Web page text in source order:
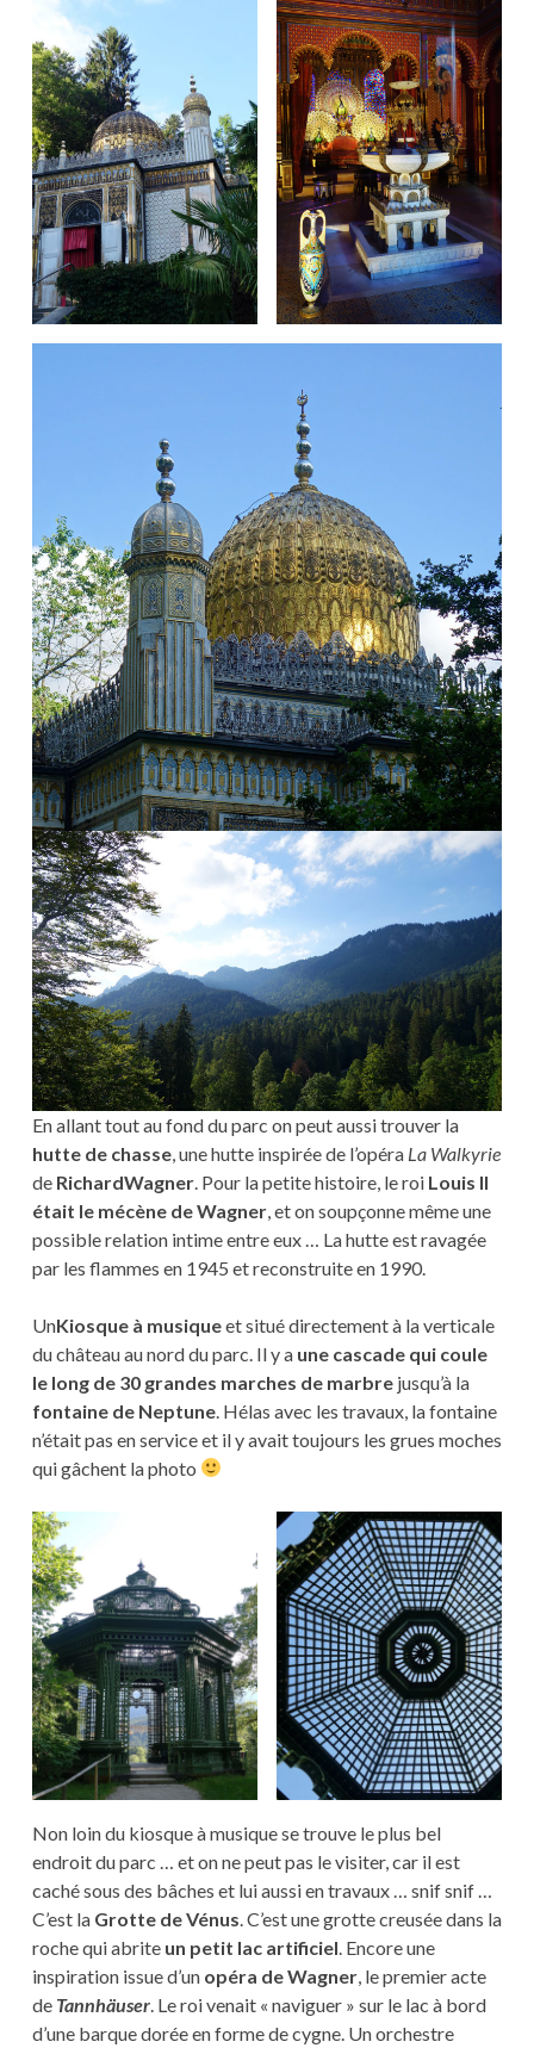
En allant tout au fond du parc on peut aussi trouver la
hutte de chasse, une hutte inspirée de l’opéra La Walkyrie
de RichardWagner. Pour la petite histoire, le roi Louis II
était le mécène de Wagner, et on soupçonne même une
possible relation intime entre eux … La hutte est ravagée
par les flammes en 1945 et reconstruite en 1990.
UnKiosque à musiqueet situé directement à la verticale
du château au nord du parc. Il y a une cascade qui coule
le long de 30 grandes marches de marbre jusqu’à la
fontaine de Neptune. Hélas avec les travaux, la fontaine
n’était pas en service et il y avait toujours les grues moches
qui gâchent la photo
Non loin du kiosque à musique se trouve le plus bel
endroit du parc … et on ne peut pas le visiter, car il est
caché sous des bâches et lui aussi en travaux … snif snif …
C’est la Grotte de Vénus. C’est une grotte creusée dans la
roche qui abrite un petit lac artificiel. Encore une
inspiration issue d’un opéra de Wagner, le premier acte
de Tannhäuser. Le roi venait « naviguer » sur le lac à bord
d’une barque dorée en forme de cygne. Un orchestre